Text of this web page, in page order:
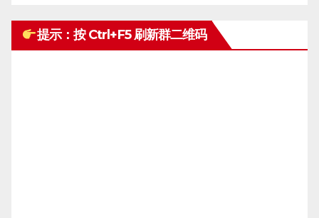
提示：按 Ctrl+F5 刷新群二维码